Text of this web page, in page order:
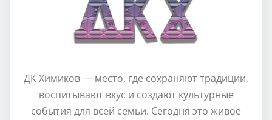
ДК Химиков — место, где сохраняют традиции,
воспитывают вкус и создают культурные
события для всей семьи. Сегодня это живое